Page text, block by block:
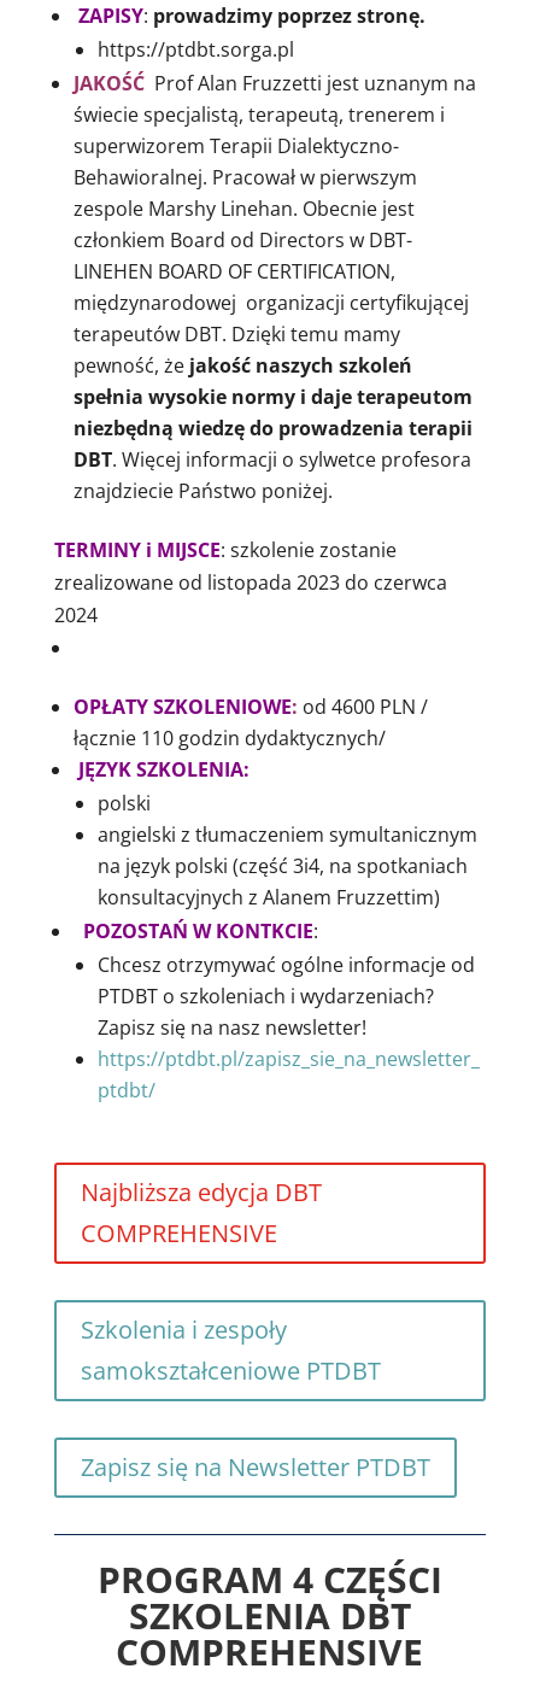
ZAPISY: prowadzimy poprzez stronę.
https://ptdbt.sorga.pl
JAKOŚĆ Prof Alan Fruzzetti jest uznanym na
świecie specjalistą, terapeutą, trenerem i
superwizorem Terapii Dialektyczno-
Behawioralnej. Pracował w pierwszym
zespole Marshy Linehan. Obecnie jest
członkiem Board od Directors w DBT-
LINEHEN BOARD OF CERTIFICATION,
międzynarodowej organizacji certyfikującej
terapeutów DBT. Dzięki temu mamy
pewność, że jakość naszych szkoleń
spełnia wysokie normy i daje terapeutom
niezbędną wiedzę do prowadzenia terapii
DBT. Więcej informacji o sylwetce profesora
znajdziecie Państwo poniżej.
TERMINY i MIJSCE: szkoleniezostanie
zrealizowane od listopada 2023 do czerwca
2024
OPŁATY SZKOLENIOWE: od 4600 PLN /
łącznie 110 godzin dydaktycznych/
JĘZYK SZKOLENIA:
polski
angielski z tłumaczeniem symultanicznym
na język polski (część 3i4, na spotkaniach
konsultacyjnych z Alanem Fruzzettim)
POZOSTAŃ W KONTKCIE:
Chcesz otrzymywać ogólne informacje od
PTDBT o szkoleniach i wydarzeniach?
Zapisz się na nasz newsletter!
https://ptdbt.pl/zapisz_sie_na_newsletter_
ptdbt/
Najbliższa edycja DBT
COMPREHENSIVE
Szkolenia i zespoły
samokształceniowe PTDBT
Zapisz się na Newsletter PTDBT
PROGRAM 4 CZĘŚCI
SZKOLENIA DBT
COMPREHENSIVE